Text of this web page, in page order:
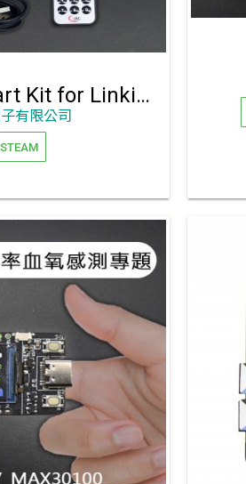
Circus Ez Start Kit for Linkit 7697 入門學習套件組
有限公司